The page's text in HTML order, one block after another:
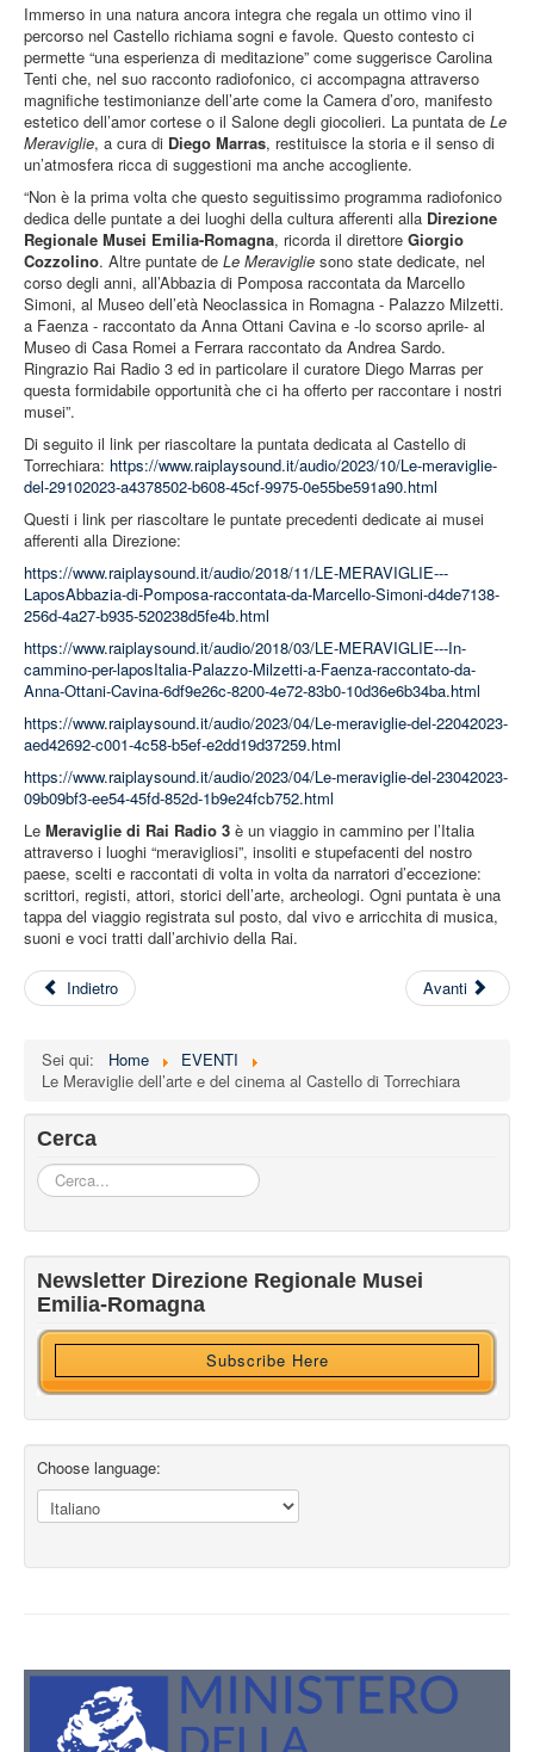
Immerso in una natura ancora integra che regala un ottimo vino il
percorso nel Castello richiama sogni e favole. Questo contesto ci
permette “una esperienza di meditazione” come suggerisce Carolina
Tenti che, nel suo racconto radiofonico, ci accompagna attraverso
magnifiche testimonianze dell’arte come la Camera d’oro, manifesto
estetico dell’amor cortese o il Salone degli giocolieri. La puntata de Le
Meraviglie, a cura di Diego Marras, restituisce la storia e il senso di
un’atmosfera ricca di suggestioni ma anche accogliente.
“Non è la prima volta che questo seguitissimo programma radiofonico
dedica delle puntate a dei luoghi della cultura afferenti alla Direzione
Regionale Musei Emilia-Romagna, ricorda il direttore Giorgio
Cozzolino. Altre puntate de Le Meraviglie sono state dedicate, nel
corso degli anni, all’Abbazia di Pomposa raccontata da Marcello
Simoni, al Museo dell’età Neoclassica in Romagna - Palazzo Milzetti.
a Faenza - raccontato da Anna Ottani Cavina e -lo scorso aprile- al
Museo di Casa Romei a Ferrara raccontato da Andrea Sardo.
Ringrazio Rai Radio 3 ed in particolare il curatore Diego Marras per
questa formidabile opportunità che ci ha offerto per raccontare i nostri
musei”.
Di seguito il link per riascoltare la puntata dedicata al Castello di
Torrechiara: https://www.raiplaysound.it/audio/2023/10/Le-meraviglie-
del-29102023-a4378502-b608-45cf-9975-0e55be591a90.html
Questi i link per riascoltare le puntate precedenti dedicate ai musei
afferenti alla Direzione:
https://www.raiplaysound.it/audio/2018/11/LE-MERAVIGLIE---
LaposAbbazia-di-Pomposa-raccontata-da-Marcello-Simoni-d4de7138-
256d-4a27-b935-520238d5fe4b.html
https://www.raiplaysound.it/audio/2018/03/LE-MERAVIGLIE---In-
cammino-per-laposItalia-Palazzo-Milzetti-a-Faenza-raccontato-da-
Anna-Ottani-Cavina-6df9e26c-8200-4e72-83b0-10d36e6b34ba.html
https://www.raiplaysound.it/audio/2023/04/Le-meraviglie-del-22042023-
aed42692-c001-4c58-b5ef-e2dd19d37259.html
https://www.raiplaysound.it/audio/2023/04/Le-meraviglie-del-23042023-
09b09bf3-ee54-45fd-852d-1b9e24fcb752.html
Le Meraviglie di Rai Radio 3 è un viaggio in cammino per l’Italia
attraverso i luoghi “meravigliosi”, insoliti e stupefacenti del nostro
paese, scelti e raccontati di volta in volta da narratori d’eccezione:
scrittori, registi, attori, storici dell’arte, archeologi. Ogni puntata è una
tappa del viaggio registrata sul posto, dal vivo e arricchita di musica,
suoni e voci tratti dall’archivio della Rai.
Indietro Avanti
Sei qui: Home
EVENTI
Le Meraviglie dell’arte e del cinema al Castello di Torrechiara
Cerca
Cerca...
Newsletter Direzione Regionale Musei
Emilia-Romagna
Subscribe Here
Iscriviti alla nostra newsletter
Ricevi HTML?
Choose language: